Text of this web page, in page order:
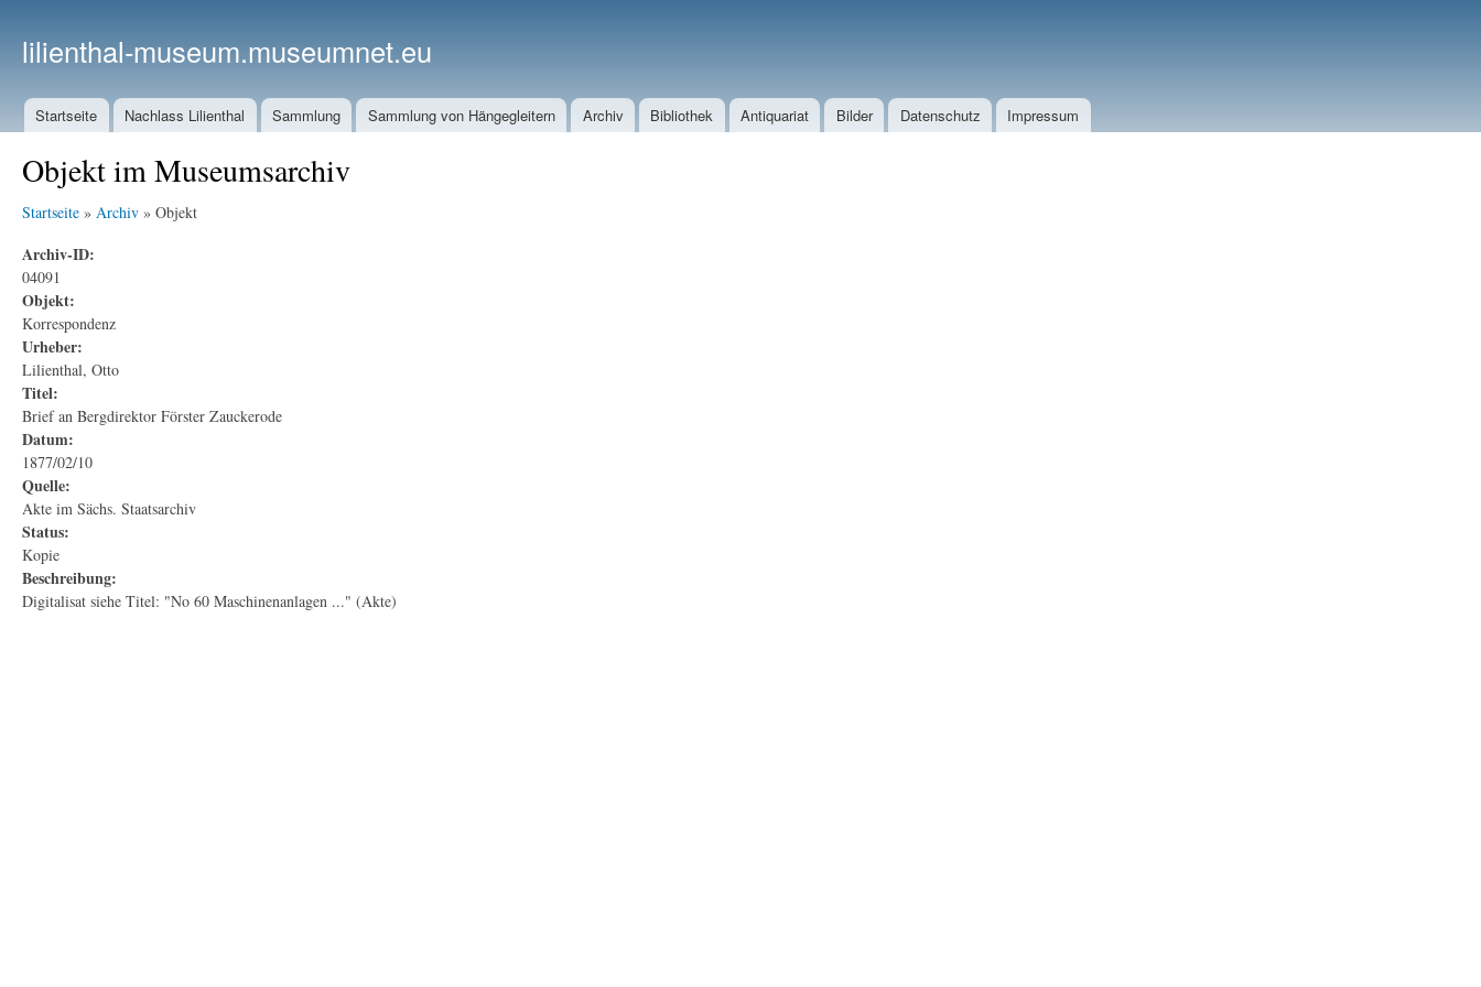
lilienthal-museum.museumnet.eu
Startseite Nachlass Lilienthal Sammlung Sammlung von Hängegleitern Archiv Bibliothek Antiquariat Bilder Datenschutz Impressum
Objekt im Museumsarchiv
Startseite » Archiv » Objekt
Archiv-ID:
04091
Objekt:
Korrespondenz
Urheber:
Lilienthal, Otto
Titel:
Brief an Bergdirektor Förster Zauckerode
Datum:
1877/02/10
Quelle:
Akte im Sächs. Staatsarchiv
Status:
Kopie
Beschreibung:
Digitalisat siehe Titel: "No 60 Maschinenanlagen ..." (Akte)